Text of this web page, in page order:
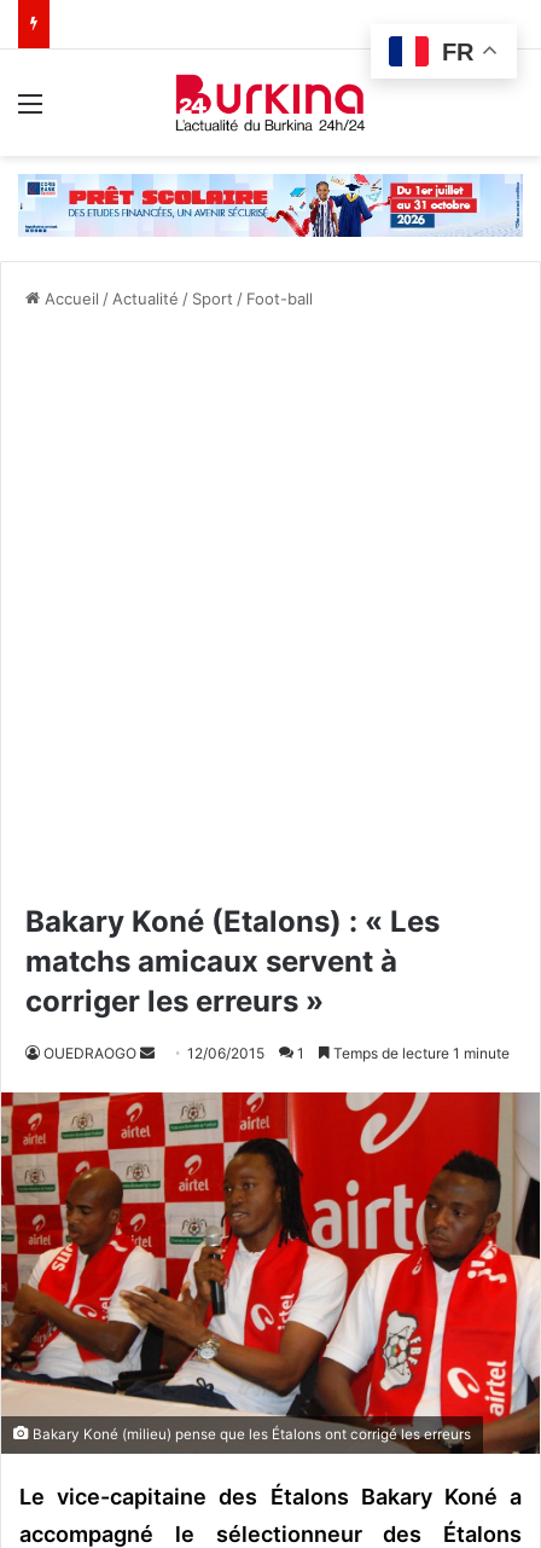
Accueil / Actualité / Sport / Foot-ball
Bakary Koné (Etalons) : « Les
matchs amicaux servent à
corriger les erreurs »
OUEDRAOGO
e
u
n
c
u
r
r
i
e
12/06/2015 1 Temps de lecture 1 minute
Bakary Koné (milieu) pense que les Étalons ont corrigé les erreurs
Le vice-capitaine des Étalons Bakary Koné a
accompagné le sélectionneur des Étalons
FR